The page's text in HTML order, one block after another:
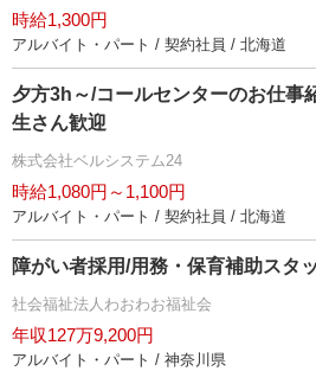
時給1,300円
アルバイト・パート / 契約社員 / 北海道
夕方3h～/コールセンターのお仕事
生さん歓迎
株式会社ベルシステム24
時給1,080円～1,100円
アルバイト・パート / 契約社員 / 北海道
障がい者採用/用務・保育補助スタ
社会福祉法人わおわお福祉会
年収127万9,200円
アルバイト・パート / 神奈川県